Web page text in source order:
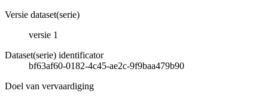
Versie dataset(serie)
versie 1
Dataset(serie) identificator
bf63af60-0182-4c45-ae2c-9f9baa479b90
Doel van vervaardiging